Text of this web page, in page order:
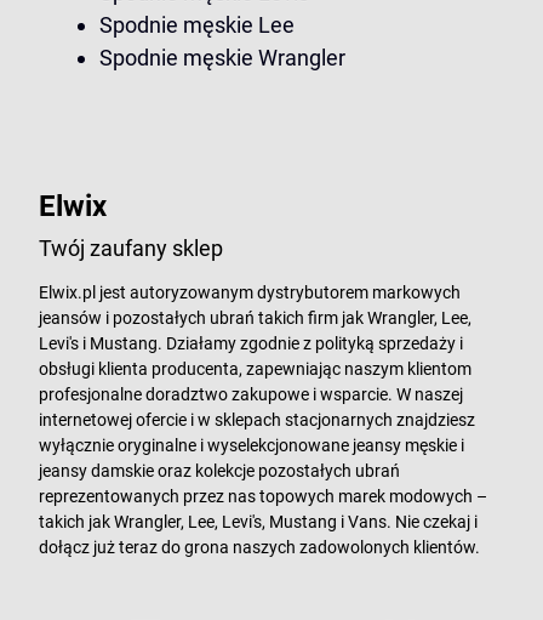
Spodnie męskie Lee
Spodnie męskie Wrangler
Elwix
Twój zaufany sklep
Elwix.pl jest autoryzowanym dystrybutorem markowych
jeansów i pozostałych ubrań takich firm jak Wrangler, Lee,
Levi's i Mustang. Działamy zgodnie z polityką sprzedaży i
obsługi klienta producenta, zapewniając naszym klientom
profesjonalne doradztwo zakupowe i wsparcie. W naszej
internetowej ofercie i w sklepach stacjonarnych znajdziesz
wyłącznie oryginalne i wyselekcjonowane jeansy męskie i
jeansy damskie oraz kolekcje pozostałych ubrań
reprezentowanych przez nas topowych marek modowych –
takich jak Wrangler, Lee, Levi's, Mustang i Vans. Nie czekaj i
dołącz już teraz do grona naszych zadowolonych klientów.